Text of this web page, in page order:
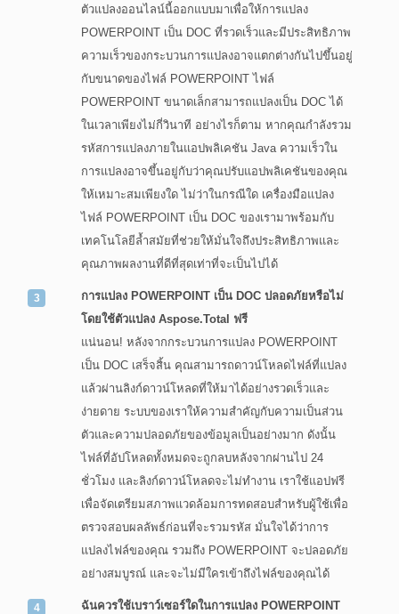
ตัวแปลงออนไลน์นี้ออกแบบมาเพื่อให้การแปลง
POWERPOINT เป็น DOC ที่รวดเร็วและมีประสิทธิภาพ
ความเร็วของกระบวนการแปลงอาจแตกต่างกันไปขึ้นอยู่
กับขนาดของไฟล์ POWERPOINT ไฟล์
POWERPOINT ขนาดเล็กสามารถแปลงเป็น DOC ได้
ในเวลาเพียงไม่กี่วินาที อย่างไรก็ตาม หากคุณกำลังรวม
รหัสการแปลงภายในแอปพลิเคชัน Java ความเร็วใน
การแปลงอาจขึ้นอยู่กับว่าคุณปรับแอปพลิเคชันของคุณ
ให้เหมาะสมเพียงใด ไม่ว่าในกรณีใด เครื่องมือแปลง
ไฟล์ POWERPOINT เป็น DOC ของเรามาพร้อมกับ
เทคโนโลยีล้ำสมัยที่ช่วยให้มั่นใจถึงประสิทธิภาพและ
คุณภาพผลงานที่ดีที่สุดเท่าที่จะเป็นไปได้
การแปลง POWERPOINT เป็น DOC ปลอดภัยหรือไม่
โดยใช้ตัวแปลง Aspose.Total ฟรี
แน่นอน! หลังจากกระบวนการแปลง POWERPOINT
เป็น DOC เสร็จสิ้น คุณสามารถดาวน์โหลดไฟล์ที่แปลง
แล้วผ่านลิงก์ดาวน์โหลดที่ให้มาได้อย่างรวดเร็วและ
ง่ายดาย ระบบของเราให้ความสำคัญกับความเป็นส่วน
ตัวและความปลอดภัยของข้อมูลเป็นอย่างมาก ดังนั้น
ไฟล์ที่อัปโหลดทั้งหมดจะถูกลบหลังจากผ่านไป 24
ชั่วโมง และลิงก์ดาวน์โหลดจะไม่ทำงาน เราใช้แอปฟรี
เพื่อจัดเตรียมสภาพแวดล้อมการทดสอบสำหรับผู้ใช้เพื่อ
ตรวจสอบผลลัพธ์ก่อนที่จะรวมรหัส มั่นใจได้ว่าการ
แปลงไฟล์ของคุณ รวมถึง POWERPOINT จะปลอดภัย
อย่างสมบูรณ์ และจะไม่มีใครเข้าถึงไฟล์ของคุณได้
ฉันควรใช้เบราว์เซอร์ใดในการแปลง POWERPOINT